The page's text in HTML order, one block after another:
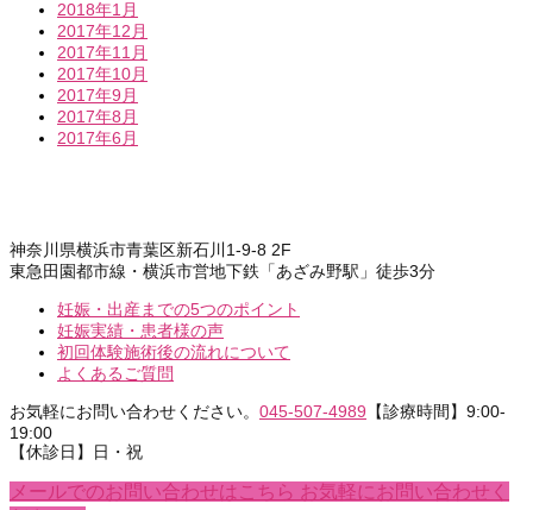
2018年1月
2017年12月
2017年11月
2017年10月
2017年9月
2017年8月
2017年6月
神奈川県横浜市青葉区新石川1-9-8 2F
東急田園都市線・横浜市営地下鉄「あざみ野駅」徒歩3分
妊娠・出産までの5つのポイント
妊娠実績・患者様の声
初回体験施術後の流れについて
よくあるご質問
お気軽にお問い合わせください。 045-507-4989 【診療時間】9:00-
19:00
【休診日】日・祝
メールでのお問い合わせはこちら お気軽にお問い合わせく